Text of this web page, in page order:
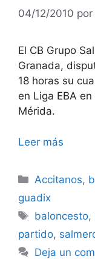
04/12/2010 por
El CB Grupo
Granada,
18 horas su
en Liga EBA
Mérida.
Leer más
Categorías
Accitanos,
guadix
Etiquetas
baloncesto,
partido,
Deja un